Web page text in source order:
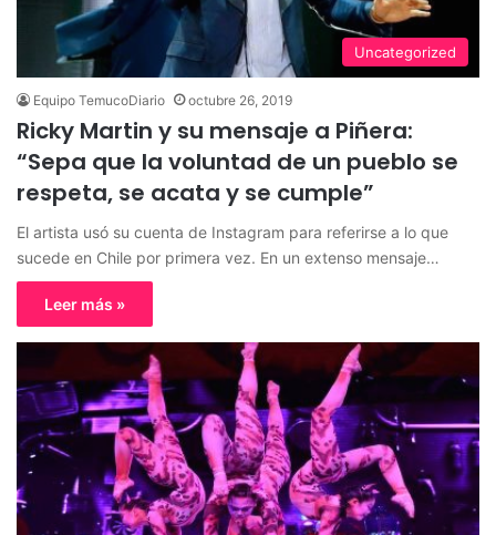
Uncategorized
Equipo TemucoDiario octubre 26, 2019
Ricky Martin y su mensaje a Piñera:
“Sepa que la voluntad de un pueblo se
respeta, se acata y se cumple”
El artista usó su cuenta de Instagram para referirse a lo que
sucede en Chile por primera vez. En un extenso mensaje…
Leer más »